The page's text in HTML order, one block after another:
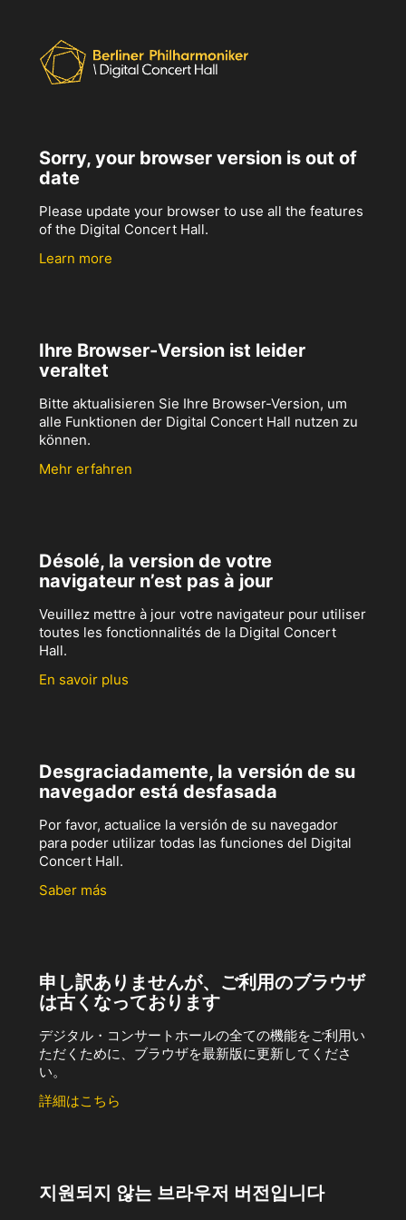
Sorry, your browser version is out of
date
Please update your browser to use all the features
of the Digital Concert Hall.
Learn more
Ihre Browser-Version ist leider
veraltet
Bitte aktualisieren Sie Ihre Browser-Version, um
alle Funktionen der Digital Concert Hall nutzen zu
können.
Mehr erfahren
Désolé, la version de votre
navigateur n’est pas à jour
Veuillez mettre à jour votre navigateur pour utiliser
toutes les fonctionnalités de la Digital Concert
Hall.
En savoir plus
Desgraciadamente, la versión de su
navegador está desfasada
Por favor, actualice la versión de su navegador
para poder utilizar todas las funciones del Digital
Concert Hall.
Saber más
申し訳ありませんが、ご利用のブラウザ
は古くなっております
デジタル・コンサートホールの全ての機能をご利用い
ただくために、ブラウザを最新版に更新してくださ
い。
詳細はこちら
지원되지 않는 브라우저 버전입니다